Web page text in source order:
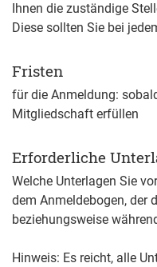
Ihnen die zuständige
Diese sollten Sie bei
Fristen
für die Anmeldung:
Mitgliedschaft erfüllen
Erforderliche
Welche Unterlagen Sie
dem Anmeldebogen, der
beziehungsweise
Hinweis: Es reicht, alle